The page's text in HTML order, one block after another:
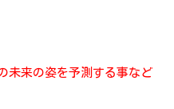
未来の姿を予測する事など